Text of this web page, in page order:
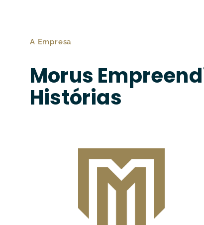
A Empresa
Morus
Histórias